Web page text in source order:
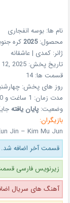
نام ها: بوسه انفجاری
محصول:2025 کره
ژانر:کمدی | عاشقانه
تاریخ پخش:2025
قسمت ها:14
روز های پخش:
مدت زمان: 1 ساغت و 10 دقیقه
وضعیت:پایان یافته
بازیگران:
Jin – Kim Mu Jun
قسمت آخر اضافه شد.
زیرنویس فارسی
آهنگ های سریال